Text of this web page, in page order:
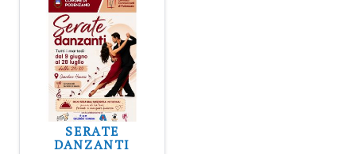
SERATE
DANZANTI